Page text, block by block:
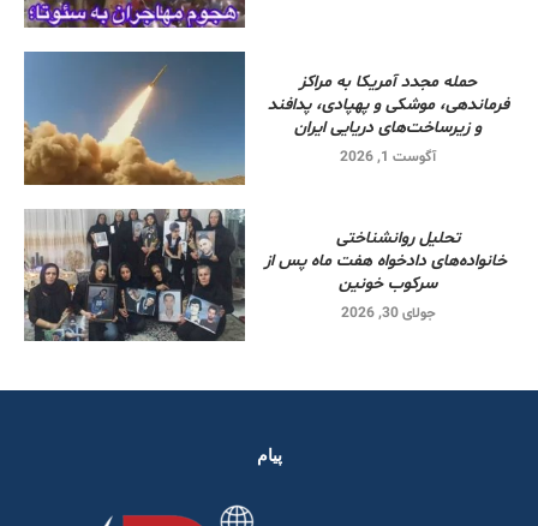
حمله مجدد آمریکا به مراکز
فرماندهی، موشکی و پهپادی، پدافند
و زیرساخت‌های دریایی ایران
آگوست 1, 2026
تحلیل روانشناختی
خانواده‌های دادخواه هفت ماه پس از
سرکوب خونین
جولای 30, 2026
پیام